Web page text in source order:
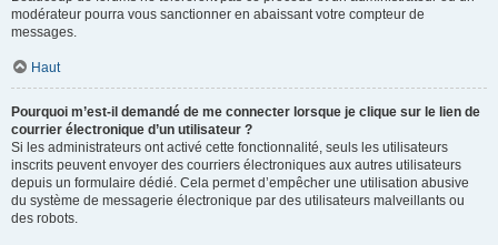
modérateur pourra vous sanctionner en abaissant votre compteur de
messages.
Haut
Pourquoi m’est-il demandé de me connecter lorsque je clique sur le lien de
courrier électronique d’un utilisateur ?
Si les administrateurs ont activé cette fonctionnalité, seuls les utilisateurs
inscrits peuvent envoyer des courriers électroniques aux autres utilisateurs
depuis un formulaire dédié. Cela permet d’empêcher une utilisation abusive
du système de messagerie électronique par des utilisateurs malveillants ou
des robots.